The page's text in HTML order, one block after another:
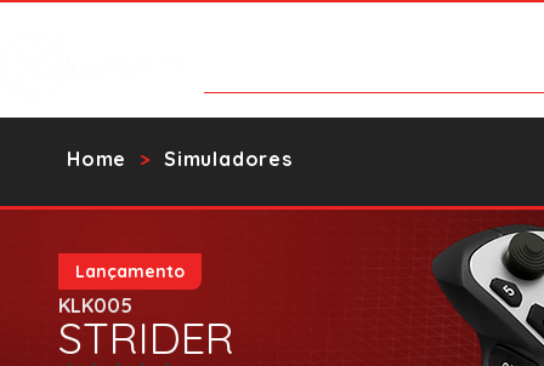
>
Home Simuladores
STRIDER
KLK005
Lançamento